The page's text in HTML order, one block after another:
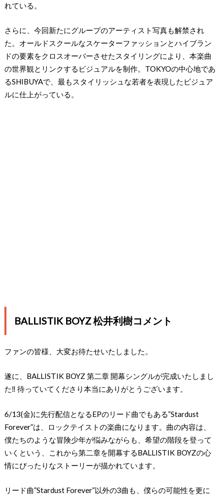
れている。
さらに、今回新たにグループのアーティスト写真も解禁され
た。オールドスクールなスケーターファッションとハイブラン
ドの要素をクロスオーバーさせたスタイリングにより、本楽曲
の世界観とリンクするビジュアルを制作。TOKYOの中心地であ
るSHIBUYAで、最もスタイリッシュな若者を表現したビジュア
ルに仕上がっている。
BALLISTIK BOYZ 松井利樹コメント
ファンの皆様、大変お待たせいたしました。
遂に、BALLISTIK BOYZ 第二章 開幕シングルが完成いたしまし
た‼︎ 待っていてくださり本当にありがとうございます。
6/13(金)に先行配信となるEPのリード曲でもある”Stardust
Forever”は、ロックテイストの楽曲になります。曲の内容は、
僕たちのような冒険少年が悩みながらも、希望の階段を登って
いくという、これから第二章を開幕するBALLISTIK BOYZの心
情にぴったりなストーリーが描かれています。
リード曲”Stardust Forever”以外の3曲も、僕らの可能性を更に